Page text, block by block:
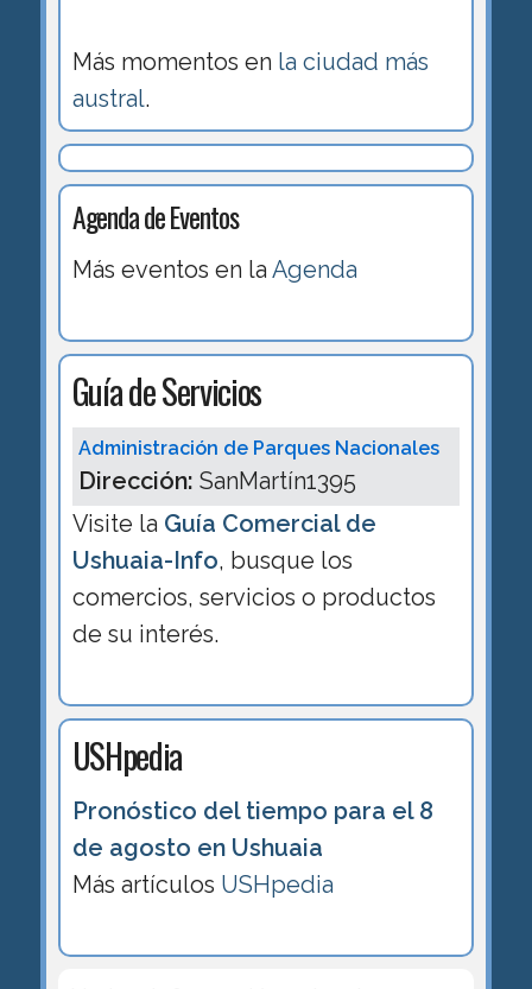
Más momentos en la ciudad más
austral.
Agenda de Eventos
Más eventos en la Agenda
Guía de Servicios
Administración de Parques Nacionales
Dirección: SanMartín1395
Visite la Guía Comercial de
Ushuaia-Info, busque los
comercios, servicios o productos
de su interés.
USHpedia
Pronóstico del tiempo para el 8
de agosto en Ushuaia
Más artículos USHpedia